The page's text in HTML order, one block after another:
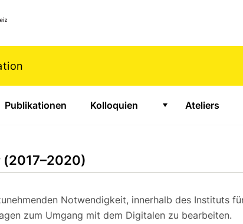
Untermenü für "Projekte"
Publikationen Kolloquien
Zeige
Ateliers
(2017–2020)
Notwendigkeit, innerhalb des Instituts
zum Umgang mit dem Digitalen zu bearbeiten.